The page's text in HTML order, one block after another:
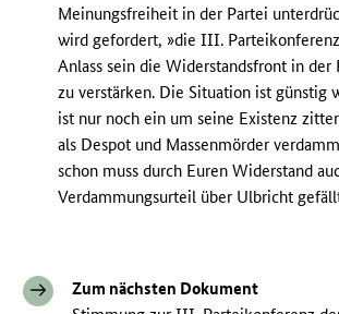
Meinungsfreiheit in der Partei
wird gefordert, »die III.
Anlass sein die Widerstandsfront in
zu verstärken. Die Situation ist günstig
ist nur noch ein um seine Existenz
als Despot und Massenmörder
schon muss durch Euren Widerstand
Verdammungsurteil über Ulbricht
Zum nächsten Dokument